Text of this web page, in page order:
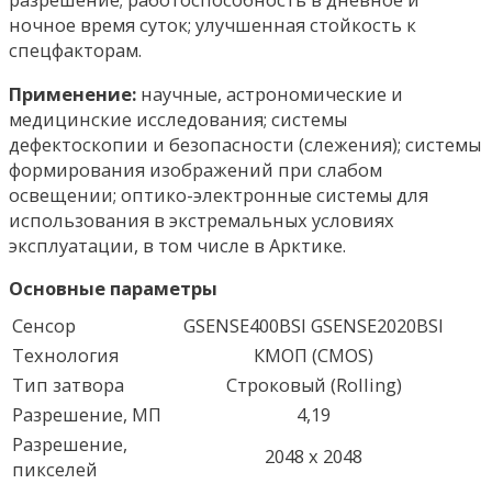
ночное время суток; улучшенная стойкость к
спецфакторам.
Применение: научные, астрономические и
медицинские исследования; системы
дефектоскопии и безопасности (слежения); системы
формирования изображений при слабом
освещении; оптико-электронные системы для
использования в экстремальных условиях
эксплуатации, в том числе в Арктике.
Основные параметры
Сенсор
GSENSE400BSI GSENSE2020BSI
Технология
КМОП (CMOS)
Тип затвора
Строковый (Rolling)
Разрешение, МП
4,19
Разрешение,
пикселей
2048 х 2048